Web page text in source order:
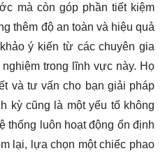
mà còn góp phần tiết kiệm
thêm độ an toàn và hiệu quả
ý kiến từ các chuyên gia
trong lĩnh vực này. Họ
và tư vấn cho bạn giải pháp
kỳ cũng là một yếu tố không
thống luôn hoạt động ổn định
lại, lựa chọn một chiếc phao